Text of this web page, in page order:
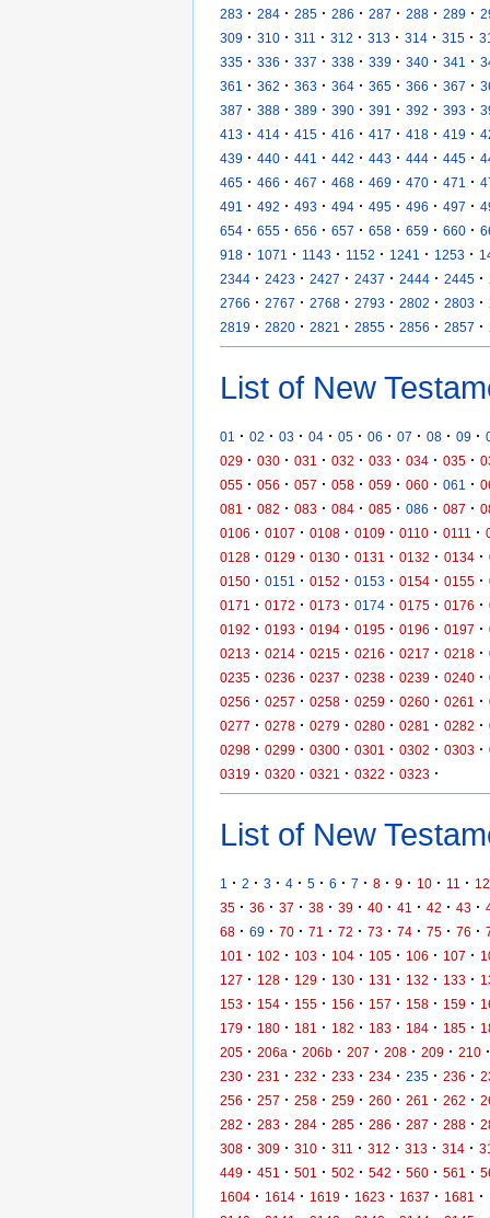
283 · 284 · 285 · 286 · 287 · 288 · 289 ·
309 · 310 · 311 · 312 · 313 · 314 · 315 ·
335 · 336 · 337 · 338 · 339 · 340 · 341 ·
361
· 362 · 363 · 364 · 365 · 366 · 367 ·
387 · 388 · 389 · 390 · 391 · 392 · 393 ·
413 · 414 · 415 · 416 · 417 · 418 · 419 ·
439 · 440 · 441 · 442 · 443 · 444 · 445 ·
465 · 466 · 467 · 468 · 469 · 470 · 471 ·
491
· 492 · 493 · 494 · 495 · 496 · 497 ·
654 · 655 · 656 · 657 · 658 · 659 · 660 ·
918 · 1071 · 1143 · 1152 · 1241 · 1253 ·
2344 · 2423 · 2427 · 2437 · 2444 · 2445 ·
2766 · 2767 · 2768 · 2793 · 2802 · 2803 ·
2819 · 2820 · 2821 · 2855 · 2856 · 2857 ·
List of New
01 · 02 · 03 · 04 · 05 · 06 · 07 · 08 · 09 ·
029 · 030 · 031 · 032 · 033 · 034 · 035 ·
055 · 056 · 057 · 058 · 059 · 060 · 061 ·
081
· 082 · 083 · 084 · 085 · 086 · 087 ·
0106 · 0107 · 0108 · 0109 · 0110 · 0111 ·
0128 · 0129 · 0130 · 0131 · 0132 · 0134 ·
0150 · 0151 · 0152 · 0153 · 0154 · 0155 ·
0171
· 0172 · 0173 · 0174 · 0175 · 0176 ·
0192 · 0193 · 0194 · 0195 · 0196 · 0197 ·
0213 · 0214 · 0215 · 0216 · 0217 · 0218 ·
0235 · 0236 · 0237 · 0238 · 0239 · 0240 ·
0256 · 0257 · 0258 · 0259 · 0260 · 0261 ·
0277 · 0278 · 0279 · 0280 · 0281 · 0282 ·
0298 · 0299 · 0300 · 0301 · 0302 · 0303 ·
0319 · 0320 · 0321 · 0322 · 0323 ·
List of New
1 · 2 · 3 · 4 · 5 · 6 · 7 · 8 · 9 · 10 · 11 · 12
35 · 36 · 37 · 38 · 39 · 40 · 41 · 42 · 43 ·
68 · 69 · 70 · 71 · 72 · 73 · 74 · 75 · 76 ·
101
· 102 · 103 · 104 · 105 · 106 · 107 ·
127 · 128 · 129 · 130 · 131 · 132 · 133 ·
153 · 154 · 155 · 156 · 157 · 158 · 159 ·
179 · 180 · 181 · 182 · 183 · 184 · 185 ·
205 · 206a · 206b · 207 · 208 · 209 · 210 ·
230 · 231 · 232 · 233 · 234 · 235 · 236 ·
256 · 257 · 258 · 259 · 260 · 261 · 262 ·
282 · 283 · 284 · 285 · 286 · 287 · 288 ·
308 · 309 · 310 · 311 · 312 · 313 · 314 ·
449 · 451 · 501 · 502 · 542 · 560 · 561 ·
1604 · 1614 · 1619 · 1623 · 1637 · 1681 ·